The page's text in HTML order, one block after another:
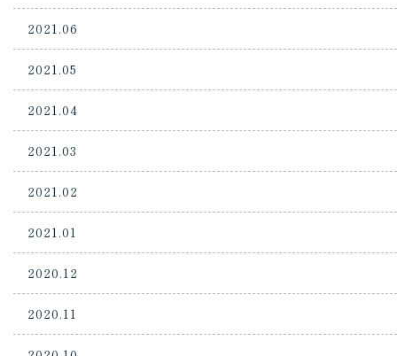
2021.06
2021.05
2021.04
2021.03
2021.02
2021.01
2020.12
2020.11